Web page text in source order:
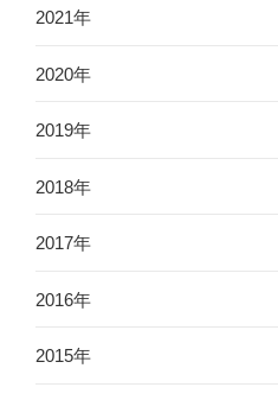
2021年
2020年
2019年
2018年
2017年
2016年
2015年